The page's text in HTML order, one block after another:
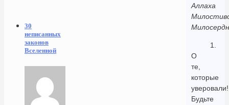
Аллаха
1.
О
те,
которые
уверовали!
Будьте
30
неписанных
законов
Вселенной